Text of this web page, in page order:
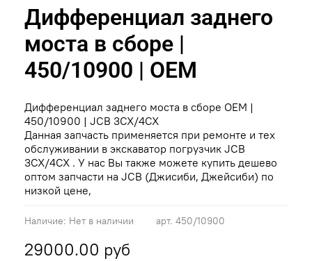
арт. 450/10900
Наличие: Нет в наличии
Дифференциал заднего
моста в сборе |
450/10900 | OEM
29000.00 руб
Дифференциал заднего моста в сборе OEM |
450/10900 | JCB 3CX/4CX
Данная запчасть применяется при ремонте и тех
обслуживании в экскаватор погрузчик JCB
3CX/4CX . У нас Вы также можете купить дешево
оптом запчасти на JCB (Джисиби, Джейсиби) по
низкой цене,